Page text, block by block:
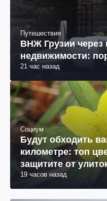
Путешествия
ВНЖ Грузии через
недвижимости:
21 час назад
Социум
Будут обходить
километре: топ
защитите от
19 часов назад